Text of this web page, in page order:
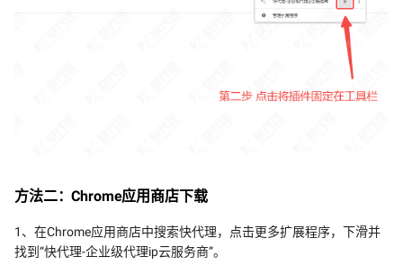
方法二：Chrome应用商店下载
1、在Chrome应用商店中搜索快代理，点击更多扩展程序，下滑并
找到“快代理-企业级代理ip云服务商”。